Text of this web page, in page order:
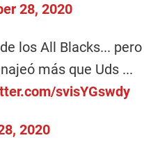
28, 2020
los All Blacks... pero
más que Uds ...
svisYGswdy
2020